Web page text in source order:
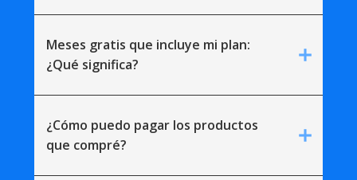
Meses gratis que incluye mi plan:
¿Qué significa?
add
¿Cómo puedo pagar los productos
que compré?
add